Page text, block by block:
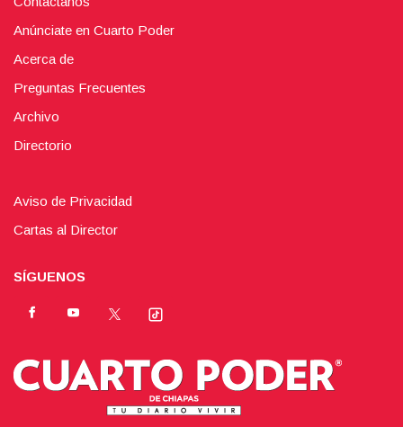
Anúnciate en Cuarto Poder
Acerca de
Preguntas Frecuentes
Archivo
Directorio
Aviso de Privacidad
Cartas al Director
SÍGUENOS